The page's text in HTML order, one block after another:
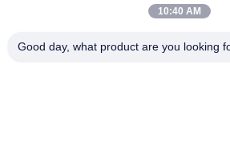
Podłoże do montażu półprzewodników o
10:40 AM
Good day, what product are you looking